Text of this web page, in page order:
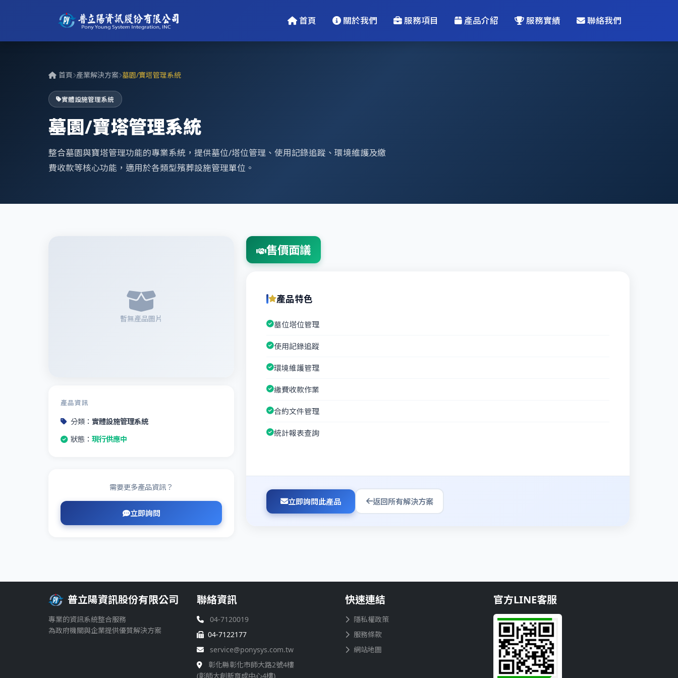
首頁 關於我們 服務項目 產品介紹 服務實績 聯絡我們
首頁 產業解決方案 墓園/寶塔管理系統
實體設施管理系統
墓園/寶塔管理系統
整合墓園與寶塔管理功能的專業系統，提供墓位/塔位管理、使用記錄追蹤、環境維護及繳
費收款等核心功能，適用於各類型殯葬設施管理單位。
暫無產品圖片
產品資訊
分類： 實體設施管理系統
狀態： 現行供應中
需要更多產品資訊？
立即詢問
售價面議
產品特色
墓位塔位管理
使用記錄追蹤
環境維護管理
繳費收款作業
合約文件管理
統計報表查詢
立即詢問此產品 返回所有解決方案
普立陽資訊股份有限公司
專業的資訊系統整合服務
為政府機關與企業提供優質解決方案
聯絡資訊
04-7120019
04-7122177
service@ponysys.com.tw
彰化縣彰化市師大路2號4樓
(彰師大創新育成中心4樓)
快速連結
隱私權政策
服務條款
網站地圖
官方LINE客服